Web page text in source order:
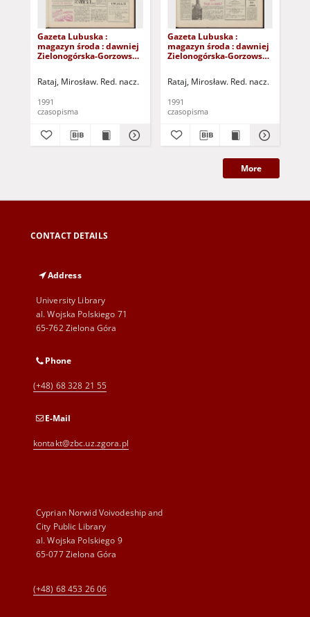
Gazeta Lubuska :
magazyn środa : dawniej
Zielonogórska-Gorzowska
Wyd. 1
Rataj, Mirosław. Red. nacz.
1991
czasopisma
Gazeta Lubuska :
magazyn środa : dawniej
Zielonogórska-Gorzowska
Wyd. 1
Rataj, Mirosław. Red. nacz.
1991
czasopisma
More
CONTACT DETAILS
Address
University Library
al. Wojska Polskiego 71
65-762 Zielona Góra
Phone
(+48) 68 328 21 55
E-Mail
kontakt@zbc.uz.zgora.pl
Cyprian Norwid Voivodeship and
City Public Library
al. Wojska Polskiego 9
65-077 Zielona Góra
(+48) 68 453 26 06